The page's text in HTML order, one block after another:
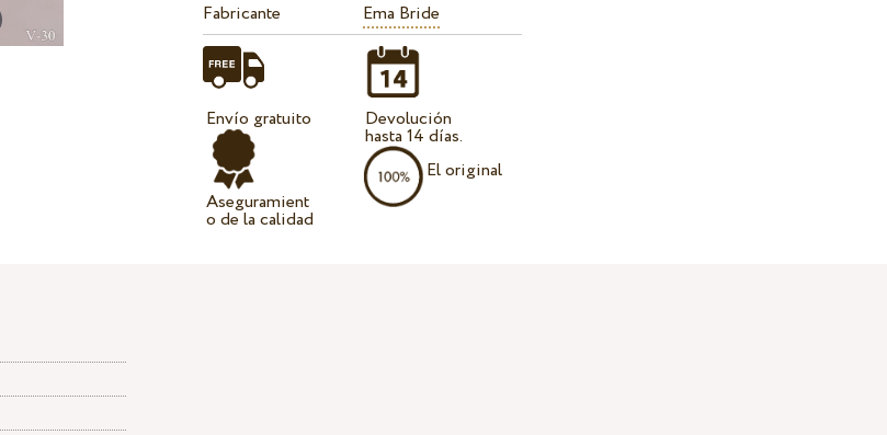
Fabricante
Ema Bride
Envío gratuito
Aseguramient
o de la calidad
Devolución
hasta 14 días.
El original